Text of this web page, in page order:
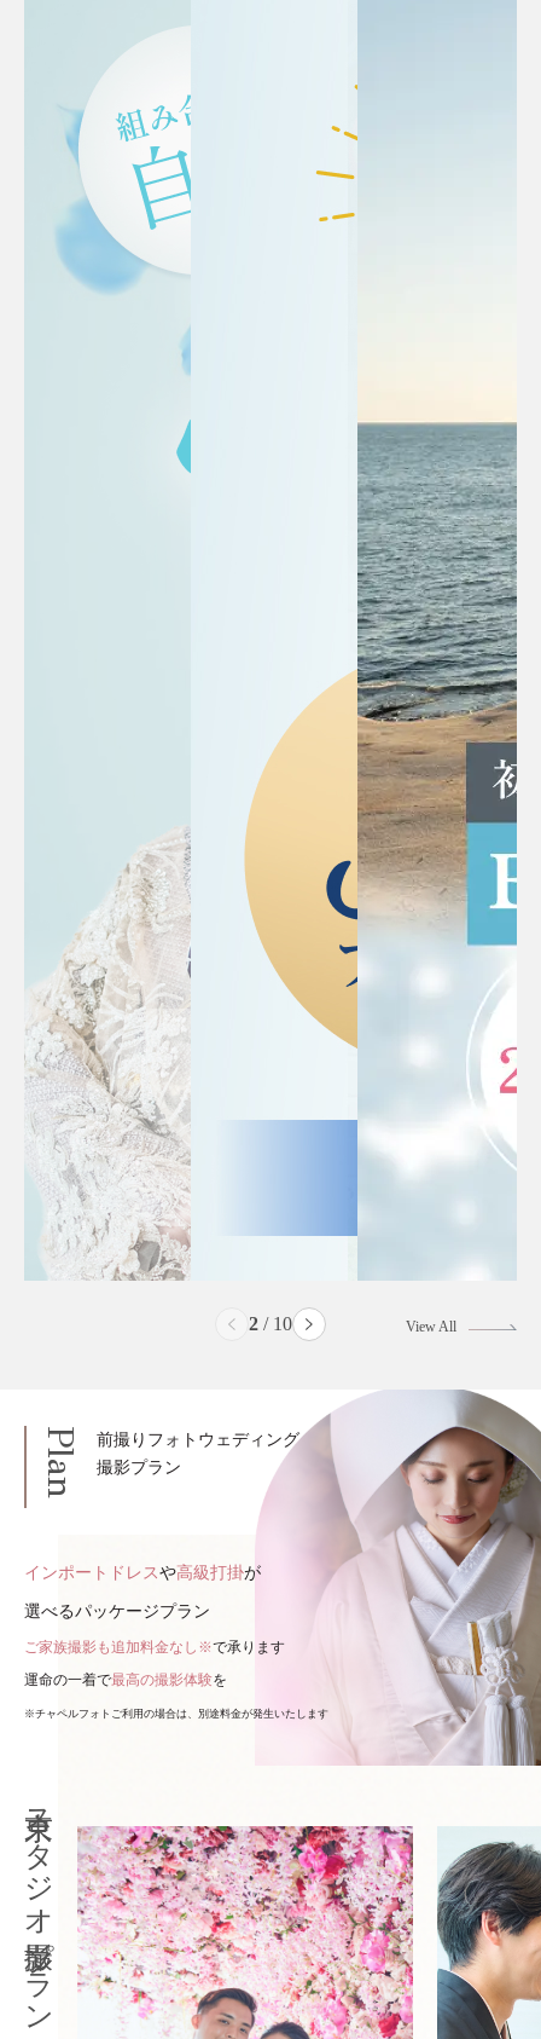
2 / 10 View All
Plan
前撮りフォトウェディング
撮影プラン
インポートドレスや高級打掛が
選べるパッケージプラン
ご家族撮影も追加料金なし※で承ります
運命の一着で最高の撮影体験を
※チャペルフォトご利用の場合は、別途料金が発生いたします
東京スタジオ撮影プラン